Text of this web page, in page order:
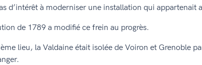
d’intérêt à moderniser une installation qui appartenait
de 1789 a modifié ce frein au progrès.
lieu, la Valdaine était isolée de Voiron et Grenoble